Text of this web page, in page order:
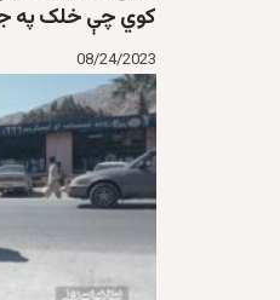
کوي چې خلک په
08/24/2023